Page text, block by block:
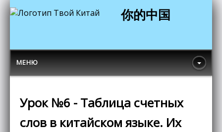
你的中国
МЕНЮ
Урок №6 - Таблица счетных
слов в китайском языке. Их